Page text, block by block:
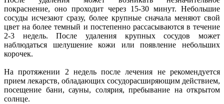
покраснение, оно проходит через 15-30 минут. Небольшие
сосуды исчезают сразу, более крупные сначала меняют свой
цвет на более темный и постепенно рассасываются в течение
2-3 недель. После удаления крупных сосудов может
наблюдаться шелушение кожи или появление небольших
корочек.
На протяжении 2 недель после лечения не рекомендуется
прием лекарств, обладающих сосудорасширяющим действием,
посещение бани, сауны, солярия, пребывание на открытом
солнце.